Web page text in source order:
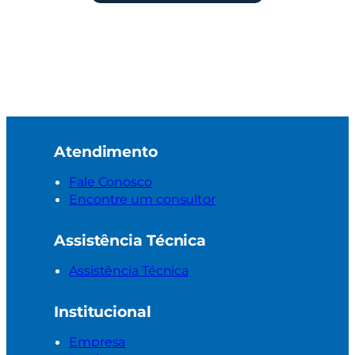
Atendimento
Fale Conosco
Encontre um consultor
Assistência Técnica
Assistência Técnica
Institucional
Empresa